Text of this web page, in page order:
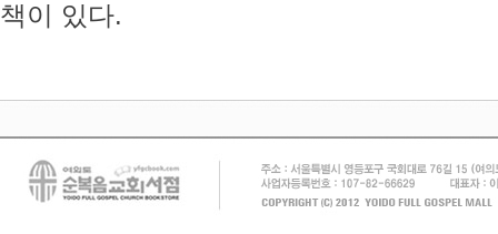
책이 있다.